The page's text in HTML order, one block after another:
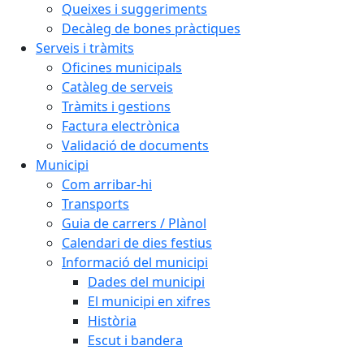
Queixes i suggeriments
Decàleg de bones pràctiques
Serveis i tràmits
Oficines municipals
Catàleg de serveis
Tràmits i gestions
Factura electrònica
Validació de documents
Municipi
Com arribar-hi
Transports
Guia de carrers / Plànol
Calendari de dies festius
Informació del municipi
Dades del municipi
El municipi en xifres
Història
Escut i bandera